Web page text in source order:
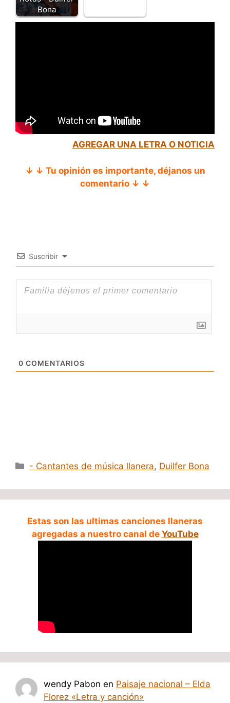
Bona
AGREGAR UNA LETRA O NOTICIA
↓ ↓ Tu opinión es importante, déjanos un
comentario ↓ ↓
Suscribir
0 COMENTARIOS
Categorías
- Cantantes de música llanera, Duilfer Bona
Estas son las ultimas canciones llaneras
agregadas a nuestro canal de YouTube
wendy Pabon en Paisaje nacional – Elda
Florez «Letra y canción»